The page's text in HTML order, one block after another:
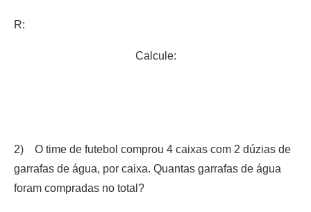
R:
Calcule:
2) O time de futebol comprou 4 caixas com 2 dúzias de
garrafas de água, por caixa. Quantas garrafas de água
foram compradas no total?